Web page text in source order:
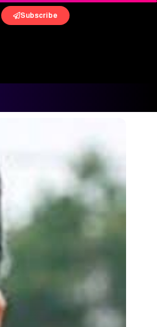
Subscribe